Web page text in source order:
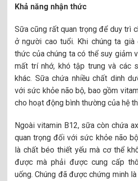
Khả năng nhận thức
Sữa cũng rất quan trọng để duy trì
ở người cao tuổi. Khi chúng ta già
thức của chúng ta có thể suy giảm
mất trí nhớ, khó tập trung và các
khác. Sữa chứa nhiều chất dinh
với sức khỏe não bộ, bao gồm
cho hoạt động bình thường của hệ
Ngoài vitamin B12, sữa còn chứa
quan trọng đối với sức khỏe não
là chất béo thiết yếu mà cơ thể
được mà phải được cung cấp
uống. Chúng đã được chứng minh